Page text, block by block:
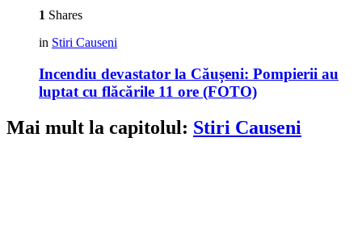
1 Shares
in Stiri Causeni
Incendiu devastator la Căușeni: Pompierii au
luptat cu flăcările 11 ore (FOTO)
Mai mult la capitolul: Stiri Causeni